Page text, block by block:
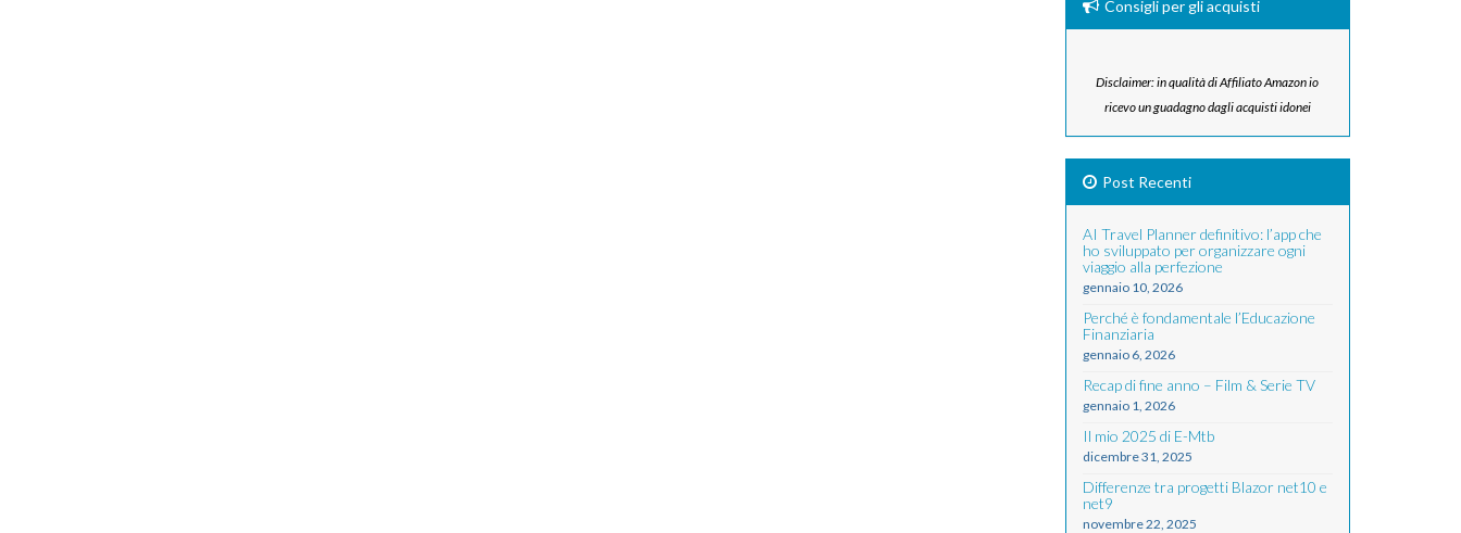
Consigli per gli acquisti
Disclaimer: in qualità di Affiliato Amazon io
ricevo un guadagno dagli acquisti idonei
Post Recenti
AI Travel Planner definitivo: l’app che
ho sviluppato per organizzare ogni
viaggio alla perfezione
gennaio 10, 2026
Perché è fondamentale l’Educazione
Finanziaria
gennaio 6, 2026
Recap di fine anno – Film & Serie TV
gennaio 1, 2026
Il mio 2025 di E-Mtb
dicembre 31, 2025
Differenze tra progetti Blazor net10 e
net9
novembre 22, 2025